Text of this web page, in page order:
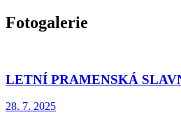
Fotogalerie
LETNÍ PRAMENSKÁ
28. 7. 2025